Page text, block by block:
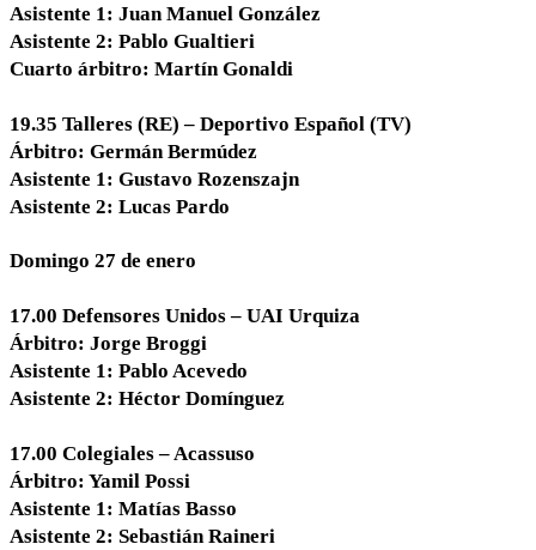
Asistente 1: Juan Manuel González
Asistente 2: Pablo Gualtieri
Cuarto árbitro: Martín Gonaldi
19.35 Talleres (RE) – Deportivo Español (TV)
Árbitro: Germán Bermúdez
Asistente 1: Gustavo Rozenszajn
Asistente 2: Lucas Pardo
Domingo 27 de enero
17.00 Defensores Unidos – UAI Urquiza
Árbitro: Jorge Broggi
Asistente 1: Pablo Acevedo
Asistente 2: Héctor Domínguez
17.00 Colegiales – Acassuso
Árbitro: Yamil Possi
Asistente 1: Matías Basso
Asistente 2: Sebastián Raineri